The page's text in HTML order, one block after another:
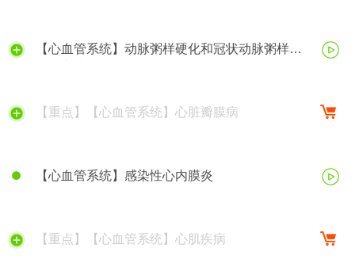
【心血管系统】动脉粥样硬化和冠状动脉粥样硬
【重点】【心血管系统】心脏瓣膜病
【心血管系统】感染性心内膜炎
【重点】【心血管系统】心肌疾病